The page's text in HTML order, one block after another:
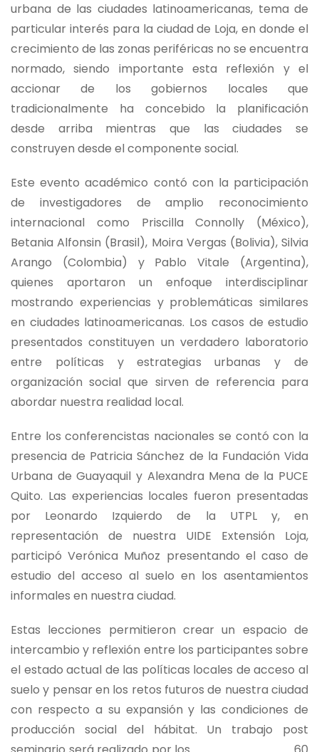
urbana de las ciudades latinoamericanas, tema de
particular interés para la ciudad de Loja, en donde el
crecimiento de las zonas periféricas no se encuentra
normado, siendo importante esta reflexión y el
accionar de los gobiernos locales que
tradicionalmente ha concebido la planificación
desde arriba mientras que las ciudades se
construyen desde el componente social.
Este evento académico contó con la participación
de investigadores de amplio reconocimiento
internacional como Priscilla Connolly (México),
Betania Alfonsin (Brasil), Moira Vergas (Bolivia), Silvia
Arango (Colombia) y Pablo Vitale (Argentina),
quienes aportaron un enfoque interdisciplinar
mostrando experiencias y problemáticas similares
en ciudades latinoamericanas. Los casos de estudio
presentados constituyen un verdadero laboratorio
entre políticas y estrategias urbanas y de
organización social que sirven de referencia para
abordar nuestra realidad local.
Entre los conferencistas nacionales se contó con la
presencia de Patricia Sánchez de la Fundación Vida
Urbana de Guayaquil y Alexandra Mena de la PUCE
Quito. Las experiencias locales fueron presentadas
por Leonardo Izquierdo de la UTPL y, en
representación de nuestra UIDE Extensión Loja,
participó Verónica Muñoz presentando el caso de
estudio del acceso al suelo en los asentamientos
informales en nuestra ciudad.
Estas lecciones permitieron crear un espacio de
intercambio y reflexión entre los participantes sobre
el estado actual de las políticas locales de acceso al
suelo y pensar en los retos futuros de nuestra ciudad
con respecto a su expansión y las condiciones de
producción social del hábitat. Un trabajo post